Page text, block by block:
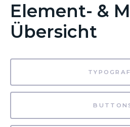
Element- &
Übersicht